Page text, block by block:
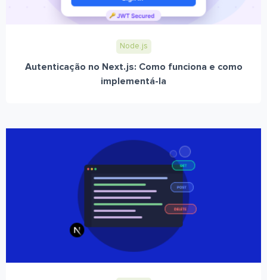
Node.js
Autenticação no Next.js: Como funciona e como
implementá-la